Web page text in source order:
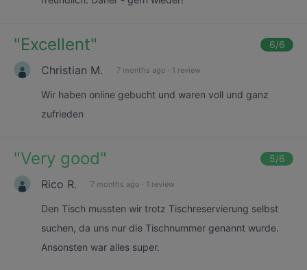
"Excellent" 6/6
Christian M. 7 months ago · 1 review
Wir haben online gebucht und waren voll und ganz
zufrieden
"Very good" 5/6
Rico R. 7 months ago · 1 review
Den Tisch mussten wir trotz Tischreservierung selbst
suchen, da uns nur die Tischnummer genannt wurde.
Ansonsten war alles super.